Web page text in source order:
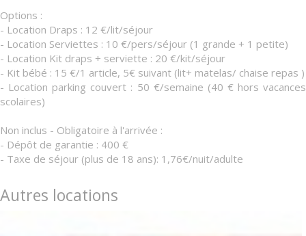
Options :
- Location Draps : 12 €/lit/séjour
- Location Serviettes : 10 €/pers/séjour (1 grande + 1 petite)
- Location Kit draps + serviette : 20 €/kit/séjour
- Kit bébé : 15 €/1 article, 5€ suivant (lit+ matelas/ chaise repas )
- Location parking couvert : 50 €/semaine (40 € hors vacances
scolaires)
Non inclus - Obligatoire à l'arrivée :
- Dépôt de garantie : 400 €
- Taxe de séjour (plus de 18 ans): 1,76€/nuit/adulte
Autres locations